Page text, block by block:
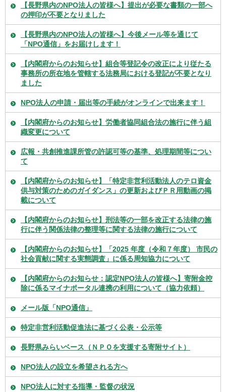
【長野県内のNPO法人の皆様へ】提出が必要な書類の一部へ
の押印が不要となりました
【長野県内のNPO法人の皆様へ】今後メール等を通じて
「NPO通信」をお届けします！
【内閣府からのお知らせ】組合等登記令の改正により従たる
事務所の所在地を管轄する法務局における登記が不要となり
ました
NPO法人の申請・届出等の手続がオンラインで出来ます！
【内閣府からのお知らせ】労働者協同組合法の施行に伴う組
織変更について
広報・共創推進課所管の許認可等の基準、処理期間等につい
て
【内閣府からのお知らせ】「特定非営利活動法人のテロ資金
供与対策のためのガイダンス」の更新およびＰＲ用動画の掲
載について
【内閣府からのお知らせ】刑法等の一部を改正する法律の施
行に伴う関係法律の整理等に関する法律の施行について
【内閣府からのお知らせ】「2025 年度（令和７年度） 市民の
社会貢献に関する実態調査」に係る周知協力について
【内閣府からのお知らせ：認定NPO法人の皆様へ】寄附金控
除に係るマイナポータル連携の利用について（協力依頼）
メール版「NPO通信」
特定非営利活動促進法に基づく公表・公示等
長野県みらいベース（ＮＰＯを支援する寄附サイト）
NPO法人の設立を希望される方へ
NPO法人に対する指導・監督の状況